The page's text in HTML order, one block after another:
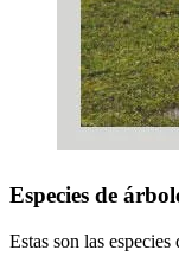
Especies de
Estas son las